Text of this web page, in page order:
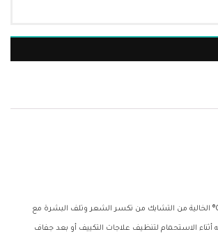
تقلل فرشاة الشعر CALA® الخالية من التشابك من تكسر الشعر وتلف البشرة مع
أثناء الاستحمام لتنظيف علاجات التكييف أو بعد جفاف